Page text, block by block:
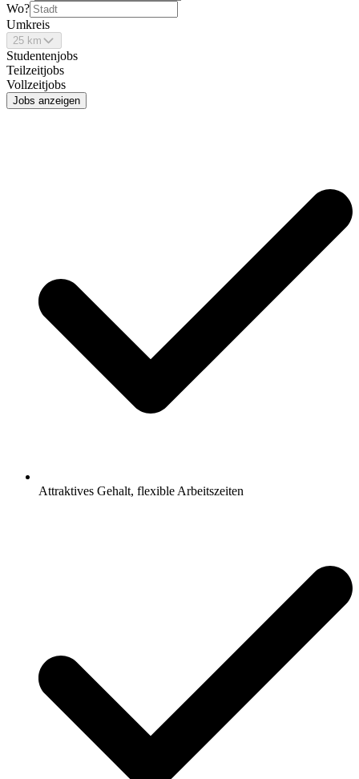
Wo?
Umkreis
25 km
Studentenjobs
Teilzeitjobs
Vollzeitjobs
Jobs anzeigen
Attraktives Gehalt, flexible Arbeitszeiten